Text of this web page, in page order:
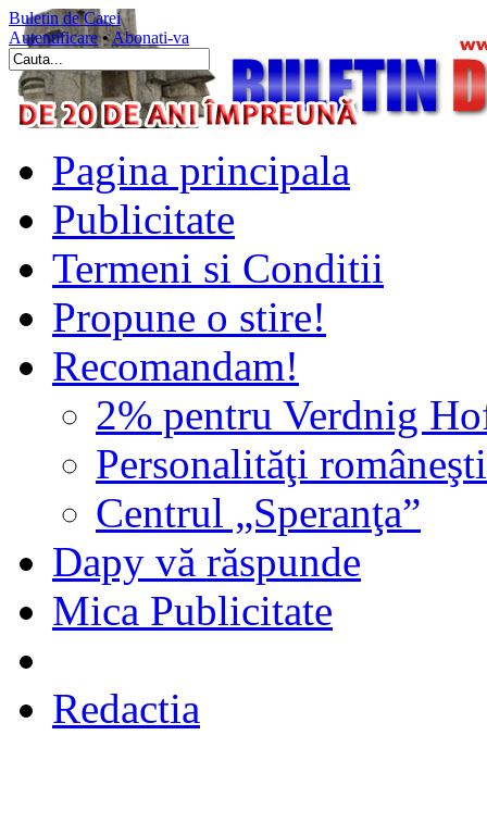
Buletin de Carei
Autentificare•Abonati-va
Pagina principala
Publicitate
Termeni si Conditii
Propune o stire!
Recomandam!
2% pentru Verdnig
Personalităţi româneşti
Centrul „Speranţa”
Dapy vă răspunde
Mica Publicitate
Redactia